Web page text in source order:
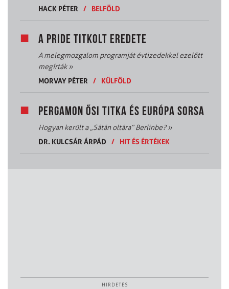
HACK PÉTER / BELFÖLD
A PRIDE TITKOLT EREDETE
A melegmozgalom programját évtizedekkel ezelőtt
megírták»
MORVAY PÉTER / KÜLFÖLD
PERGAMON ŐSI TITKA ÉS EURÓPA SORSA
Hogyan került a „Sátán oltára” Berlinbe?»
DR. KULCSÁR ÁRPÁD
/ HIT ÉS ÉRTÉKEK
HIRDETÉS